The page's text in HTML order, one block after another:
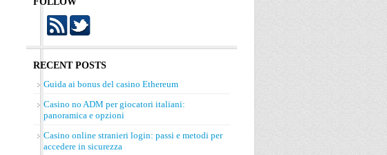
RECENT POSTS
Guida ai bonus del casino Ethereum
Casino no ADM per giocatori italiani:
panoramica e opzioni
Casino online stranieri login: passi e metodi per
accedere in sicurezza